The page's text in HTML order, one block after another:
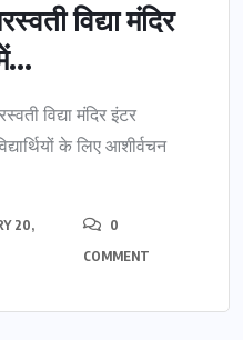
विद्या मंदिर
विद्या मंदिर इंटर
के लिए आशीर्वचन
20,
0
COMMENT